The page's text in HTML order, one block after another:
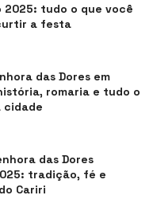
2025: tudo o que você
a festa
das Dores em
romaria e tudo o
cidade
das Dores
tradição, fé e
Cariri